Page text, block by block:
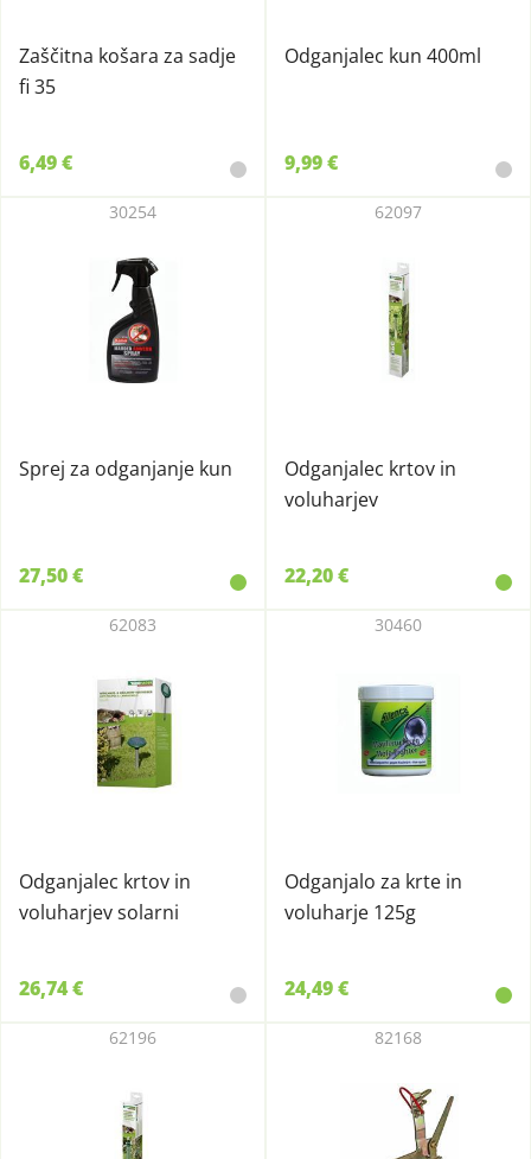
Zaščitna košara za sadje
fi 35
6,49 €
Odganjalec kun 400ml
9,99 €
Sprej za odganjanje kun
30254
27,50 €
Odganjalec krtov in
voluharjev
62097
22,20 €
Odganjalec krtov in
voluharjev solarni
62083
26,74 €
Odganjalo za krte in
voluharje 125g
30460
24,49 €
62196 82168